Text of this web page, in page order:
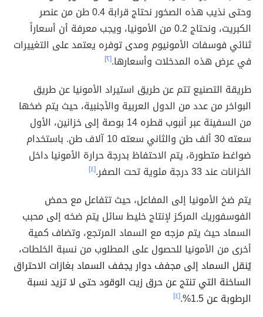
وحتى نذيب هذه الصخور نحتاج قرابة 0.4 طن من عنصر
الكبريت، ونحتاج 0.2 من الأمونيا، ويجب معرفة أن أسعاراً
ثنائي فوسفات الأمونيوم ومدى توفره يعتمد على التغييرات
في عرض هذه المدخلات وأسعارها .[٢]
طريقة التصنيع تتم عن طريق استيراد الأمونيا عن طريق
البواخر من عدد من الدول العربية والأجنبية، حيث يتم ضخها
من السفينة عبر أنبوب قطره 14 بوصة إلى خزانين، الأول
سعته 30 ألف طن والثاني سعته 10 آلاف طن. باستخدام
ضواغط متطورة، يتم الاحتفاظ بدرجة حرارة الأمونيا داخل
الخزانات عند 33 درجة مئوية تحت الصفر.
[٤]
يتم ضخ الأمونيا إلى المفاعل، حيث تتفاعل مع حمض
الفوسفوريك المركز لإنتاج خليط سائل يتم ضخه إلى محبب
السماد حيث يتم مزجه مع السماد المرتجع، وتضاف كمية
أخرى من الأمونيا للحصول على المطلوب من نسبة الخلطات،
يُنقل السماد إلى مجفف دوار يجفف السماد بغازات الاحتراق
الساخنة التي تنتج عن حرق زيت الوقود حتى لا تزيد نسبة
الرطوبة عن 1.5%.
[٤]